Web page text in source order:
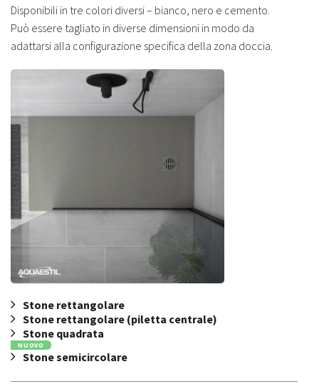
Disponibili in tre colori diversi – bianco, nero e cemento.
Può essere tagliato in diverse dimensioni in modo da
adattarsi alla configurazione specifica della zona doccia.
Stone rettangolare
Stone rettangolare (piletta centrale)
Stone quadrata
NUOVO
Stone semicircolare